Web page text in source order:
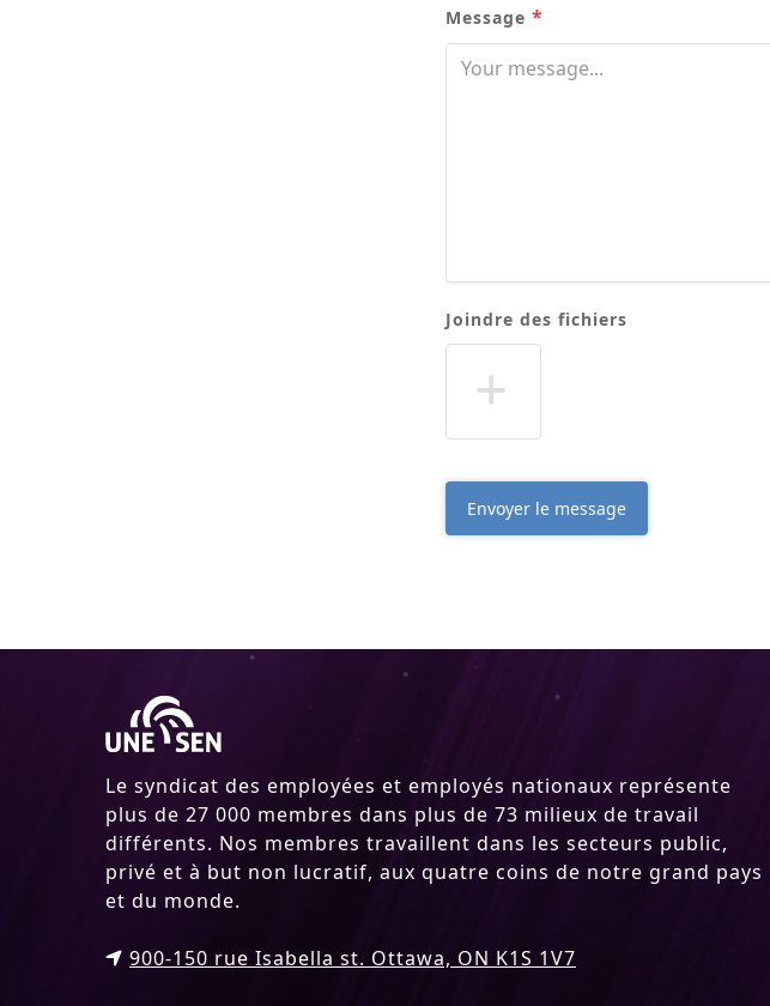
Message *
Joindre des fichiers
Envoyer le message
Le syndicat des employées et employés nationaux représente
plus de 27 000 membres dans plus de 73 milieux de travail
différents. Nos membres travaillent dans les secteurs public,
privé et à but non lucratif, aux quatre coins de notre grand pays
et du monde.
900-150 rue Isabella st. Ottawa, ON K1S 1V7